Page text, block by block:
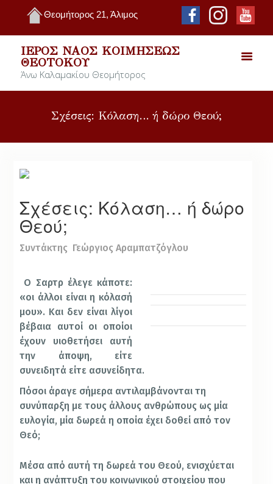
Θεομήτορος 21, Άλιμος
ΙΕΡΌΣ ΝΑΌΣ ΚΟΙΜΉΣΕΩΣ
ΘΕΟΤΌΚΟΥ
Άνω Καλαμακίου Θεομήτορος
Σχέσεις: Κόλαση… ή δώρο Θεού;
Σχέσεις: Κόλαση… ή δώρο
Θεού;
Συντάκτης Γεώργιος Αραμπατζόγλου
Ο Σαρτρ έλεγε κάποτε:
«οι άλλοι είναι η κόλασή
μου». Και δεν είναι λίγοι
βέβαια αυτοί οι οποίοι
έχουν υιοθετήσει αυτή
την άποψη, είτε
συνειδητά είτε ασυνείδητα.
Πόσοι άραγε σήμερα αντιλαμβάνονται τη
συνύπαρξη με τους άλλους ανθρώπους ως μία
ευλογία, μία δωρεά η οποία έχει δοθεί από τον
Θεό;
Μέσα από αυτή τη δωρεά του Θεού, ενισχύεται
και η ανάπτυξη του κοινωνικού στοιχείου που